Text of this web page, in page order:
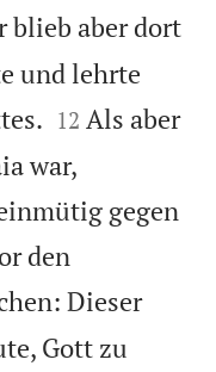
blieb aber dort
und lehrte


12 Als aber
war,
gegen
den
Dieser
Gott zu